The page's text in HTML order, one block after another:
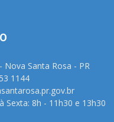
Nova Santa Rosa - PR
1144
Sexta: 8h - 11h30 e 13h30